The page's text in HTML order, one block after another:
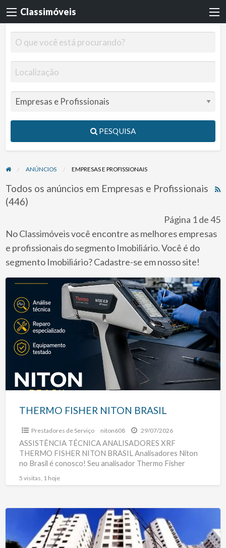
Classimóveis
PESQUISA
ANÚNCIOS EMPRESAS E PROFISSIONAIS
Todos os anúncios em Empresas e Profissionais
(446)
Página 1 de 45
No Classimóveis você encontre as melhores empresas
e profissionais do segmento Imobiliário. Você é do
segmento Imobiliário? Cadastre-se em nosso site!
THERMO
FISHER
NITON
BRASIL
THERMO FISHER NITON BRASIL
Prestadores de Serviço niton608 29/07/2026
ASSISTÊNCIA TÉCNICA ANALISADORES XRF
THERMO FISHER NITON BRASIL Analisadores Niton
no Brasil é conosco! Seu analisador Thermo Fisher
5 visitas, 1 hoje
Imóveis